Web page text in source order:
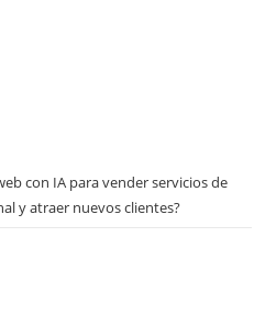
con IA para vender servicios de
y atraer nuevos clientes?